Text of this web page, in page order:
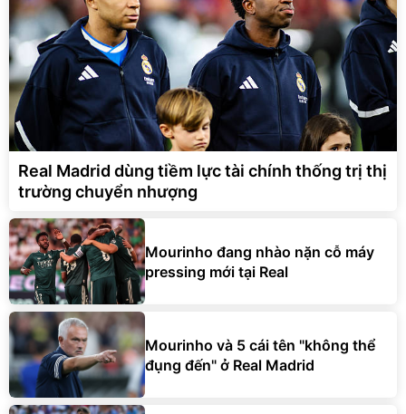
Real Madrid dùng tiềm lực tài chính thống trị thị
trường chuyển nhượng
Mourinho đang nhào nặn cỗ máy
pressing mới tại Real
Mourinho và 5 cái tên "không thể
đụng đến" ở Real Madrid